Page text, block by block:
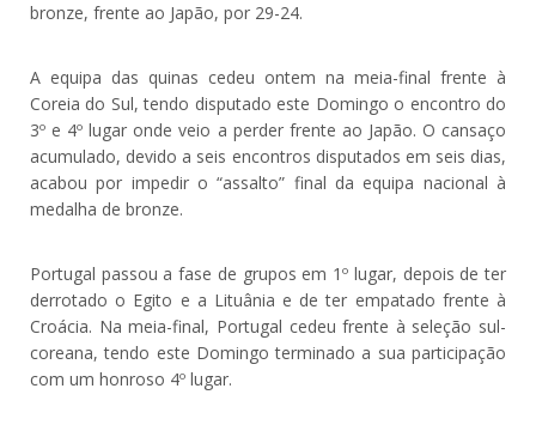
bronze, frente ao Japão, por 29-24.
A equipa das quinas cedeu ontem na meia-final frente à
Coreia do Sul, tendo disputado este Domingo o encontro do
3º e 4º lugar onde veio a perder frente ao Japão. O cansaço
acumulado, devido a seis encontros disputados em seis dias,
acabou por impedir o “assalto” final da equipa nacional à
medalha de bronze.
Portugal passou a fase de grupos em 1º lugar, depois de ter
derrotado o Egito e a Lituânia e de ter empatado frente à
Croácia. Na meia-final, Portugal cedeu frente à seleção sul-
coreana, tendo este Domingo terminado a sua participação
com um honroso 4º lugar.